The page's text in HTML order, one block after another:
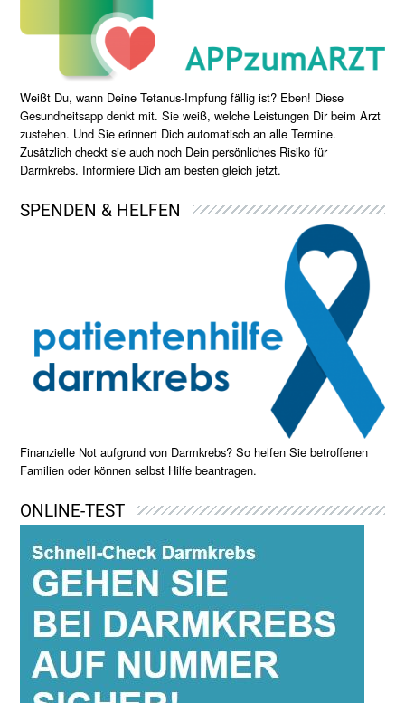
Weißt Du, wann Deine Tetanus-Impfung fällig ist? Eben! Diese
Gesundheitsapp denkt mit. Sie weiß, welche Leistungen Dir beim Arzt
zustehen. Und Sie erinnert Dich automatisch an alle Termine.
Zusätzlich checkt sie auch noch Dein persönliches Risiko für
Darmkrebs. Informiere Dich am besten gleich jetzt.
SPENDEN & HELFEN
Finanzielle Not aufgrund von Darmkrebs? So helfen Sie betroffenen
Familien oder können selbst Hilfe beantragen.
ONLINE-TEST